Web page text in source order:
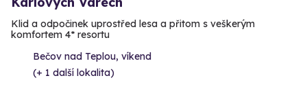
Klid a odpočinek uprostřed lesa a přitom s veškerým
komfortem 4* resortu
Bečov nad Teplou, víkend
(+ 1 další lokalita)